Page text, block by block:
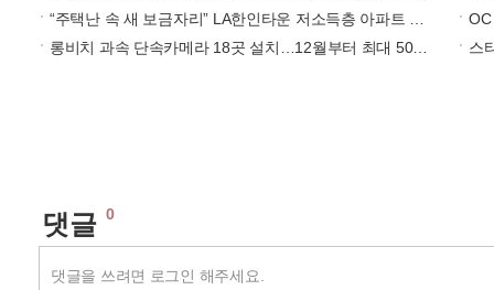
“주택난 속 새 보금자리” LA한인타운 저소득층 아파트 완공
OC
​롱비치 과속 단속카메라 18곳 설치…12월부터 최대 500달러 과태료
스
댓글 0
댓글을 쓰려면 로그인 해주세요.